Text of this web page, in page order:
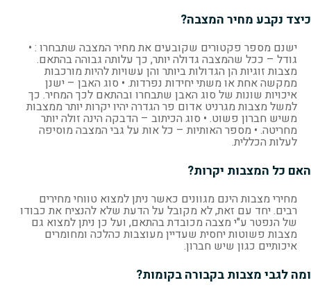
כיצד נקבע מחיר המצבה?
ישנם מספר פקטורים שקובעים את מחיר המצבה שתבחרו : •
גודל – ככל שהמצבה גדולה יותר, כך עלותה גבוהה בהתאם.
מצבות זוגיות הן הגדולות ביותר והן עשויות להיות מורכבות
ממקשה אחת או משתי יחידות נפרדות. • סוג האבן – ישנן
איכויות שונות של סוג האבן שתבחרו ובהתאם לכך המחיר. כך
למשל מצבות מגרניט אדום פר הגדרה יהיו יקרות יותר ממצבות
משיש חברון פשוט. • סוג הכיתוב – הדבקה הינה זולה יותר
מחריטה. • מספר האותיות – כל אות על גבי המצבה מוסיפה
לעלות הכללית.
האם כל המצבות יקרות?
מחירי מצבות הינם מגוונים כאשר ניתן למצוא טווחי מחירים
רבים. יחד עם זאת, לא מקובל על הדעת שלא להנציח את כבודו
של הנפטר ע"י מצבה מכובדת בהתאם, ועל כן ניתן למצוא גם
מצבות פשוטות יחסית שעדיין מעוצבות כהלכה ומחומרים
איכותיים כגון שיש חברון.
ומה לגבי מצבות בקבורה בקומות?